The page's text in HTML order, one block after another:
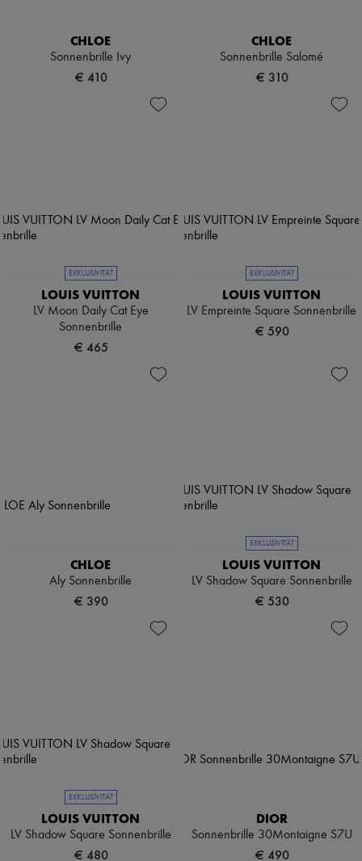
CHLOE
Sonnenbrille Ivy
€ 410
CHLOE
Sonnenbrille Salomé
€ 310
EXKLUSIVITÄT
LOUIS VUITTON
LV Moon Daily Cat Eye
Sonnenbrille
€ 465
EXKLUSIVITÄT
LOUIS VUITTON
LV Empreinte Square Sonnenbrille
€ 590
CHLOE
Aly Sonnenbrille
€ 390
EXKLUSIVITÄT
LOUIS VUITTON
LV Shadow Square Sonnenbrille
€ 530
EXKLUSIVITÄT
LOUIS VUITTON
LV Shadow Square Sonnenbrille
€ 480
DIOR
Sonnenbrille 30Montaigne S7U
€ 490